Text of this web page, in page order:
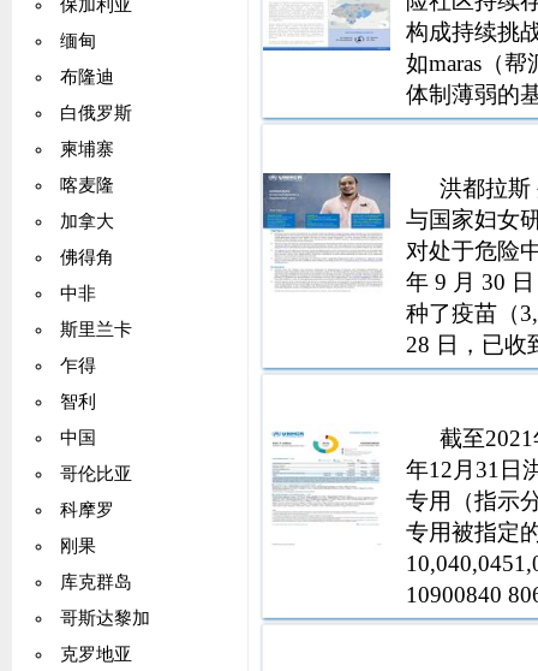
保加利亚
缅甸
布隆迪
白俄罗斯
柬埔寨
喀麦隆
加拿大
佛得角
中非
斯里兰卡
乍得
智利
中国
哥伦比亚
科摩罗
刚果
库克群岛
哥斯达黎加
克罗地亚
构成持续挑
如maras（
体制薄弱的
领土控制 不
底以洪都拉斯
与国家妇女
对处于危险
年 9 月 30
种了疫苗（
28 日，已收
以支持洪都
截至
年12月31日
专用（指示
专用被指定
10900840
基金小计指